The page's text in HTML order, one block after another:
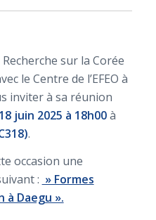
sur la Corée
le Centre de l’EFEO à
inviter à sa réunion
juin 2025 à 18h00à
.
occasion une
: » Formes
Daegu ».